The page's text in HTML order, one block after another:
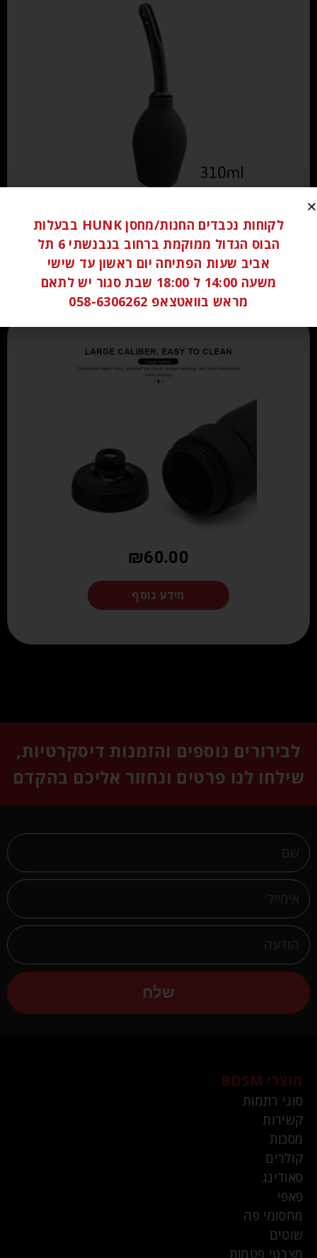
הוספה לסל
₪60.00
מידע נוסף
לבירורים נוספים והזמנות דיסקרטיות,
שילחו לנו פרטים ונחזור אליכם בהקדם
שלח
מוצרי BDSM
סוגי רתמות
קשירות
מסכות
קולרים
סאודינג
פאפי
מחסומי פה
שוטים
מצבטי פטמות
לקוחות נכבדים החנות/מחסן HUNK בבעלות
הבוס הגדול ממוקמת ברחוב בנבנשתי 6 תל
אביב שעות הפתיחה יום ראשון עד שישי
משעה 14:00 ל 18:00 שבת סגור יש לתאם
מראש בוואטצאפ 058-6306262